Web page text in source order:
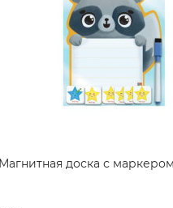
Магнитная доска с